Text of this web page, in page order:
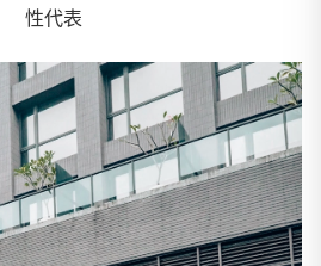
性代表